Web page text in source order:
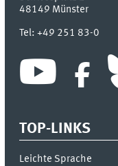
48149 Münster
Tel:+49 251 83-0
TOP-LINKS
Leichte Sprache